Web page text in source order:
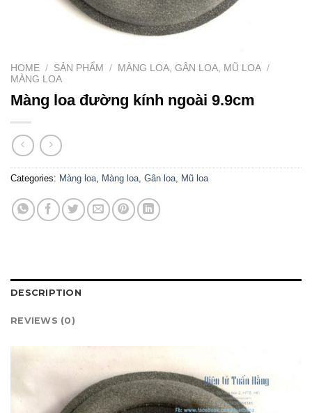
HOME / SẢN PHẨM / MÀNG LOA, GÂN LOA, MŨ LOA /
MÀNG LOA
Màng loa đường kính ngoài 9.9cm
Categories: Màng loa, Màng loa, Gân loa, Mũ loa
DESCRIPTION
REVIEWS (0)